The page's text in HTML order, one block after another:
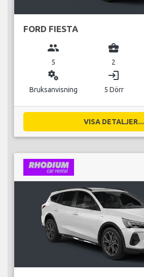
FORD FIESTA
group
5
business_center
2
miscellaneous_services
Bruksanvisning
login
5 Dörr
VISA DETALJER...